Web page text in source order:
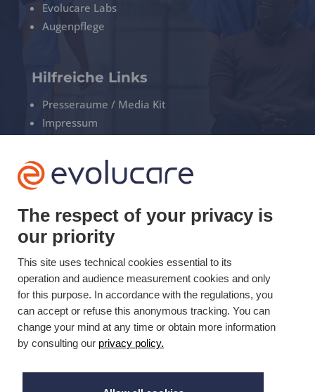
Evolucare Labs
Augenpflege
Hilfreiche Links
Presseraume / Media Kit
Impressum
Cookies konfigurieren
 +33(0)3 22 50 37 90
 LINKEDIN
The respect of your privacy is
our priority
This site uses technical cookies essential to its
operation and audience measurement cookies and only
for this purpose. In accordance with the regulations, you
can accept or refuse this anonymous tracking. You can
change your mind at any time or obtain more information
by consulting our privacy policy.